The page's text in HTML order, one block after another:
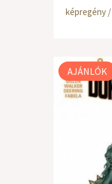
képregény /
AJÁNLÓK